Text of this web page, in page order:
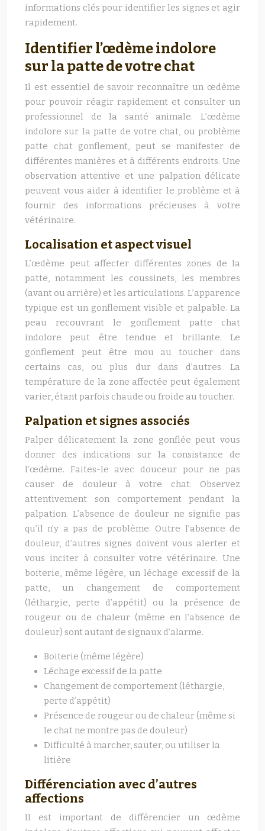
informations clés pour identifier les signes et agir
rapidement.
Identifier l’œdème indolore
sur la patte de votre chat
Il est essentiel de savoir reconnaître un œdème
pour pouvoir réagir rapidement et consulter un
professionnel de la santé animale. L’œdème
indolore sur la patte de votre chat, ou problème
patte chat gonflement, peut se manifester de
différentes manières et à différents endroits. Une
observation attentive et une palpation délicate
peuvent vous aider à identifier le problème et à
fournir des informations précieuses à votre
vétérinaire.
Localisation et aspect visuel
L’œdème peut affecter différentes zones de la
patte, notamment les coussinets, les membres
(avant ou arrière) et les articulations. L’apparence
typique est un gonflement visible et palpable. La
peau recouvrant le gonflement patte chat
indolore peut être tendue et brillante. Le
gonflement peut être mou au toucher dans
certains cas, ou plus dur dans d’autres. La
température de la zone affectée peut également
varier, étant parfois chaude ou froide au toucher.
Palpation et signes associés
Palper délicatement la zone gonflée peut vous
donner des indications sur la consistance de
l’œdème. Faites-le avec douceur pour ne pas
causer de douleur à votre chat. Observez
attentivement son comportement pendant la
palpation. L’absence de douleur ne signifie pas
qu’il n’y a pas de problème. Outre l’absence de
douleur, d’autres signes doivent vous alerter et
vous inciter à consulter votre vétérinaire. Une
boiterie, même légère, un léchage excessif de la
patte, un changement de comportement
(léthargie, perte d’appétit) ou la présence de
rougeur ou de chaleur (même en l’absence de
douleur) sont autant de signaux d’alarme.
Boiterie (même légère)
Léchage excessif de la patte
Changement de comportement (léthargie,
perte d’appétit)
Présence de rougeur ou de chaleur (même si
le chat ne montre pas de douleur)
Difficulté à marcher, sauter, ou utiliser la
litière
Différenciation avec d’autres
affections
Il est important de différencier un œdème